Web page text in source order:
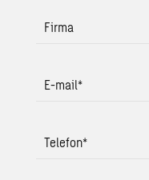
Firma
E-mail*
Telefon*